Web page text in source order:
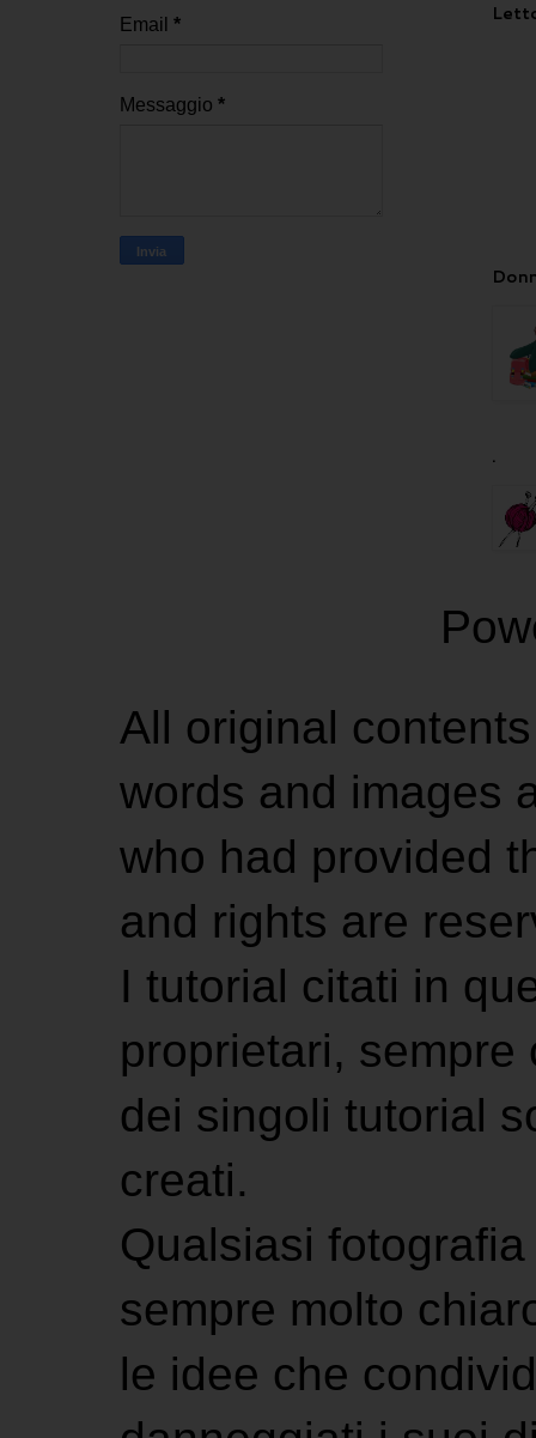
Email *
Messaggio *
.
All original
words and images
who had provided
and rights are
I tutorial citati in
proprietari,
dei singoli tutorial
creati.
Qualsiasi
sempre molto
le idee che